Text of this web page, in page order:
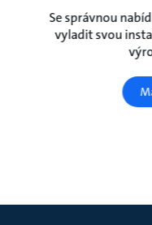
Se správnou
vyladit svou